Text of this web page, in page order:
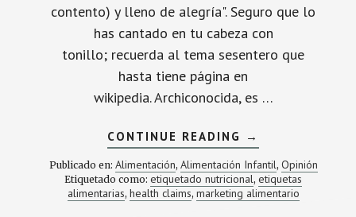
contento) y lleno de alegría". Seguro que lo
has cantado en tu cabeza con
tonillo; recuerda al tema sesentero que
hasta tiene página en
wikipedia. Archiconocida, es …
CONTINUE READING ACERCA
DE
NO
DESAYUNES
«CON
OMEGA
→
Publicado en: Alimentación, Alimentación Infantil, Opinión
Etiquetado como:etiquetado nutricional,etiquetas
alimentarias, health claims, marketing alimentario